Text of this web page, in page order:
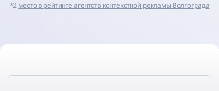
*2 место в рейтинге агентств контекстной рекламы Волгограда